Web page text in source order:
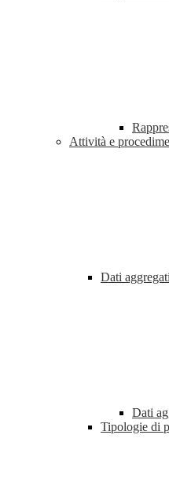
Attività e
Dati
Dati
Tipologie di